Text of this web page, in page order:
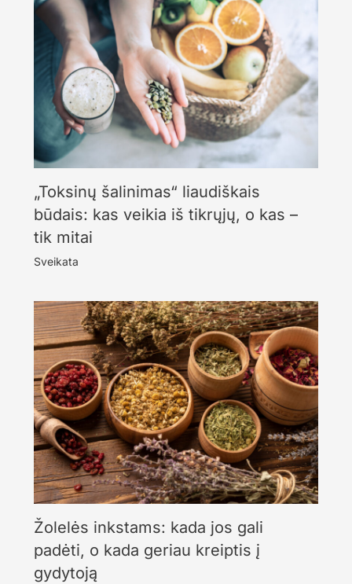
„Toksinų šalinimas“ liaudiškais
būdais: kas veikia iš tikrųjų, o kas –
tik mitai
Sveikata
Žolelės inkstams: kada jos gali
padėti, o kada geriau kreiptis į
gydytoją